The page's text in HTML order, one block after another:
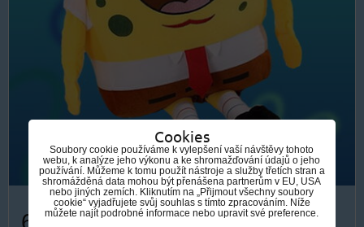
Cookies
Soubory cookie používáme k vylepšení vaší návštěvy tohoto
webu, k analýze jeho výkonu a ke shromažďování údajů o jeho
používání. Můžeme k tomu použít nástroje a služby třetích stran a
shromážděná data mohou být přenášena partnerům v EU, USA
nebo jiných zemích. Kliknutím na „Přijmout všechny soubory
cookie“ vyjadřujete svůj souhlas s tímto zpracováním. Níže
můžete najít podrobné informace nebo upravit své preference.